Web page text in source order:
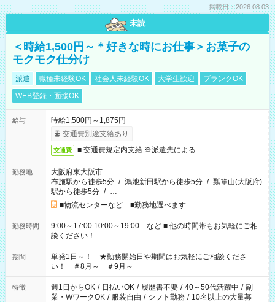
掲載日：2026.08.03
未読
＜時給1,500円～＊好きな時にお仕事＞お菓子の
モクモク仕分け
派遣 職種未経験OK 社会人未経験OK 大学生歓迎
ブランクOK
WEB登録・面接OK
給与
時給1,500円～1,875円
交通費別途支給あり
交通費 ■ 交通費規定内支給 ※派遣先による
勤務地
大阪府東大阪市
布施駅から徒歩5分 / 鴻池新田駅から徒歩5分 / 瓢箪山(大阪府)
駅から徒歩5分 / …
■物流センターなど ■勤務地選べます
勤務時間
9:00～17:00 10:00～19:00 など ■ 他の時間帯もお気軽にご相
談ください！
期間
単発1日～！ ★勤務開始日や期間はお気軽にご相談くださ
い！ ＃8月～ ＃9月～
特徴 週1日からOK / 日払いOK / 履歴書不要 / 40～50代活躍中 / 副
業・WワークOK / 服装自由 / シフト勤務 / 10名以上の大量募